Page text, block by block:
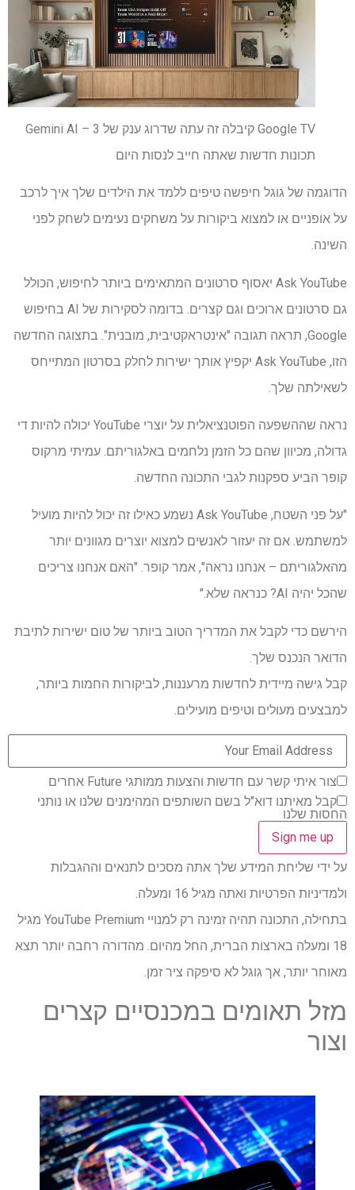
Google TV קיבלה זה עתה שדרוג ענק של Gemini AI – 3
תכונות חדשות שאתה חייב לנסות היום
הדוגמה של גוגל חיפשה טיפים ללמד את הילדים שלך איך לרכב
על אופניים או למצוא ביקורות על משחקים נעימים לשחק לפני
השינה.
Ask YouTube יאסוף סרטונים המתאימים ביותר לחיפוש, הכולל
גם סרטונים ארוכים וגם קצרים. בדומה לסקירות של AI בחיפוש
Google, תראה תגובה "אינטראקטיבית, מובנית". בתצוגה החדשה
הזו, Ask YouTube יקפיץ אותך ישירות לחלק בסרטון המתייחס
לשאילתה שלך.
נראה שההשפעה הפוטנציאלית על יוצרי YouTube יכולה להיות די
גדולה, מכיוון שהם כל הזמן נלחמים באלגוריתם. עמיתי מרקוס
קופר הביע ספקנות לגבי התכונה החדשה.
"על פני השטח, Ask YouTube נשמע כאילו זה יכול להיות מועיל
למשתמש. אם זה יעזור לאנשים למצוא יוצרים מגוונים יותר
מהאלגוריתם – אנחנו נראה", אמר קופר. "האם אנחנו צריכים
שהכל יהיה AI? כנראה שלא."
הירשם כדי לקבל את המדריך הטוב ביותר של טום ישירות לתיבת
הדואר הנכנס שלך.
קבל גישה מיידית לחדשות מרעננות, לביקורות החמות ביותר,
למבצעים מעולים וטיפים מועילים.
צור איתי קשר עם חדשות והצעות ממותגי Future אחרים
קבל מאיתנו דוא"ל בשם השותפים המהימנים שלנו או נותני
החסות שלנו
על ידי שליחת המידע שלך אתה מסכים לתנאים וההגבלות
ולמדיניות הפרטיות ואתה מגיל 16 ומעלה.
בתחילה, התכונה תהיה זמינה רק למנויי YouTube Premium מגיל
18 ומעלה בארצות הברית, החל מהיום. מהדורה רחבה יותר תצא
מאוחר יותר, אך גוגל לא סיפקה ציר זמן.
מזל תאומים במכנסיים קצרים
וצור